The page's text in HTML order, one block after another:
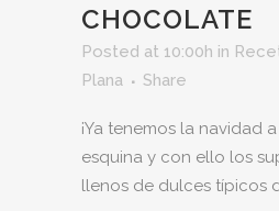
CHOCOLATE
Posted at 10:00h in
Plana
Share
¡Ya tenemos la navidad
esquina y con ello los
llenos de dulces típicos